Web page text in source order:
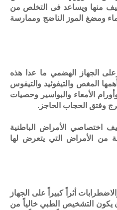
منها ويساعد فى التخلص من
ومضغ الموز الناضج وممارسة
الجهاز الهضمي ما عدا هذه
المغص والتيفوئيد والتيفوس
الأمعاء والبواسير وحصيات
وفتق الحجاب الحاجز.
اختصاصي الأمراض الباطنية
من الأمراض التي يتعرض لها
أثراً كبيراً على الجهاز
يكون التشخيص الطبي خالياً من